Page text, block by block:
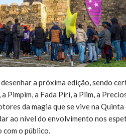
a próxima edição, sendo
Pimpim, a Fada Piri, a Plim, a
da magia que se vive na
ao nível do envolvimento nos
com o público.